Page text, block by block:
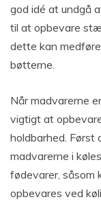
god idé at undgå
til at opbevare
dette kan
bøtterne.
Når madvarerne
vigtigt at
holdbarhed.
madvarerne i
fødevarer, såsom
opbevares ved